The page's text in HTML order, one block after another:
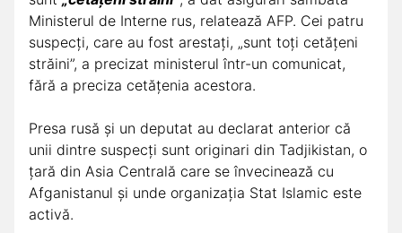
Ministerul de Interne rus, relatează AFP. Cei patru
suspecţi, care au fost arestaţi, „sunt toţi cetăţeni
străini”, a precizat ministerul într-un comunicat,
fără a preciza cetăţenia acestora.
Presa rusă şi un deputat au declarat anterior că
unii dintre suspecţi sunt originari din Tadjikistan, o
ţară din Asia Centrală care se învecinează cu
Afganistanul şi unde organizaţia Stat Islamic este
activă.